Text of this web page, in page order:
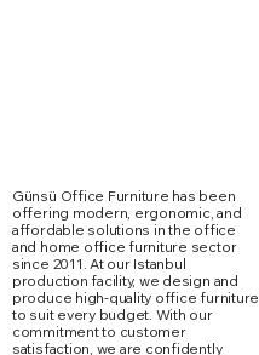
Marte Toplantı Masası Kare Metal
Karina Kolsuz Sandalye
Ergomi Sandalye
Günsü Office Furniture has been
offering modern, ergonomic, and
affordable solutions in the office
and home office furniture sector
since 2011. At our Istanbul
production facility, we design and
produce high-quality office furniture
to suit every budget. With our
commitment to customer
satisfaction, we are confidently